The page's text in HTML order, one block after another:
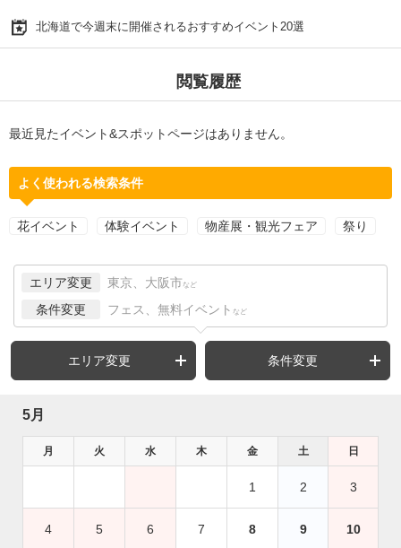
北海道で今週末に開催されるおすすめイベント20選
閲覧履歴
最近見たイベント&スポットページはありません。
よく使われる検索条件
花イベント 体験イベント 物産展・観光フェア 祭り
エリア変更 東京、大阪市 など
条件変更 フェス、無料イベント など
エリア変更 条件変更
5月
月 火 水 木 金 土 日
1 2 3
4 5 6 7 8 9 10